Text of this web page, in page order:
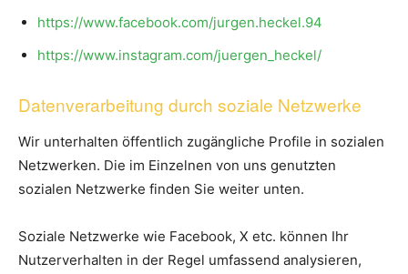
https://www.facebook.com/jurgen.heckel.94
https://www.instagram.com/juergen_heckel/
Datenverarbeitung durch soziale Netzwerke
Wir unterhalten öffentlich zugängliche Profile in sozialen
Netzwerken. Die im Einzelnen von uns genutzten
sozialen Netzwerke finden Sie weiter unten.
Soziale Netzwerke wie Facebook, X etc. können Ihr
Nutzerverhalten in der Regel umfassend analysieren,